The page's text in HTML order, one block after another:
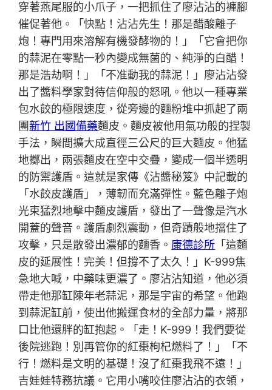
穿著燕尾服的小爪子，一把抓住了廖沾沾的褲腳
催促著他。「快點！沾沾先生！那是醋酸離子
炮！專門用來溶解有機發酵物的！」「它會把你
的蒜泥在零點一秒內變成無菌的、純淨的白醋！
那是浩劫啊！」「不准動我的蒜泥！」廖沾沾發
出了醬料學家對待信仰般的怒吼。他以一種專業
包水餃的極限速度，從旁邊的麵粉堆中抓起了兩
團新竹 出國備藥麵皮。麵皮被他用氣功般的捏製
手法，瞬間擴大成直徑三公尺的巨大麵皮。他猛
地擲出，兩張麵皮在空中交疊，變成一個半透明
的防禦護盾。這就是家傳《沾醬秘笈》中記載的
「水餃皮護盾」，薄韌而充滿彈性。藍色離子炮
光束猛烈地擊中麵皮護盾，發出了一聲像是汽水
開蓋的聲音。護盾劇烈震動，但奇蹟般地擋住了
攻擊，只是散發出濃郁的麵香。 康德診所 「這麵
皮的延展性！完美！但撐不了太久！」K-999焦
急地大喊，中藥味更濃了。廖沾沾知道，他必須
帶走他那缸陳年老蒜泥，那是宇宙的希望。他跑
到蒜泥缸前，使出他搬運食材的全部力量，將那
口比他還胖的缸抱起。「走！K-999！我們要從
後院逃跑！別再管你的紅棗枸杞燃料了！」「不
行！燃料是文明的基礎！沒了紅棗我飛不遠！」
吉娃娃特務抗議。它用小嘴咬住廖沾沾的衣領，